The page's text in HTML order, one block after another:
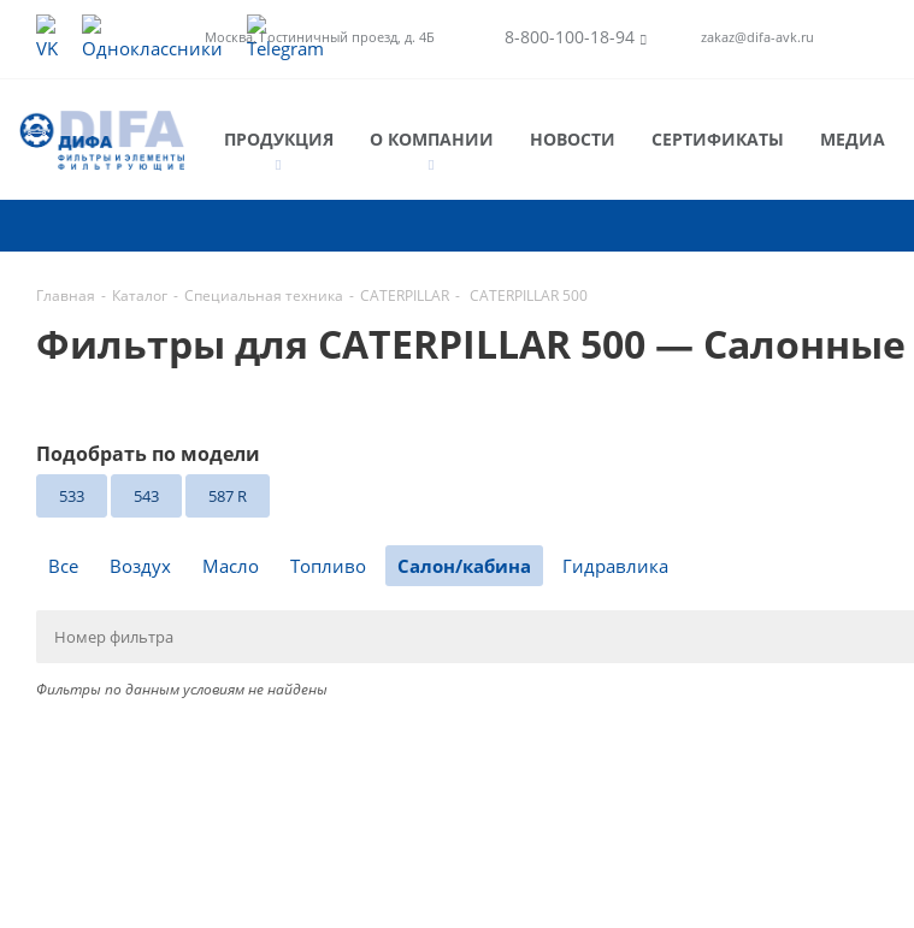
Москва, Гостиничный проезд, д. 4Б 8-800-100-18-94 zakaz@difa-avk.ru
ПРОДУКЦИЯ О КОМПАНИИ НОВОСТИ СЕРТИФИКАТЫ МЕДИА
Главная - Каталог - Специальная техника - CATERPILLAR - CATERPILLAR 500
Фильтры для CATERPILLAR 500 — Салонные
Подобрать по модели
533 543 587 R
Все Воздух Масло Топливо Салон/кабина Гидравлика
Фильтры по данным условиям не найдены